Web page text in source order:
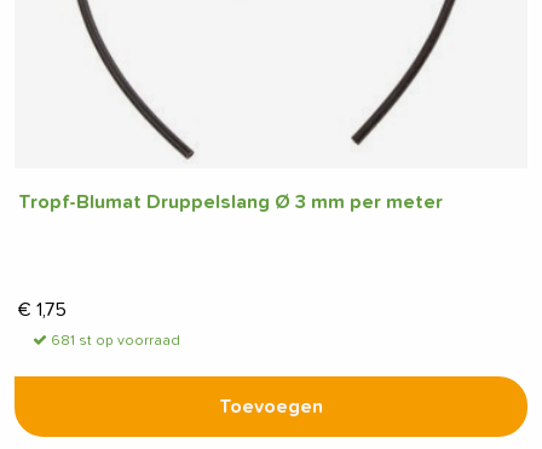
Tropf-Blumat Druppelslang Ø 3 mm per meter
€ 1,75
681 st op voorraad
Toevoegen